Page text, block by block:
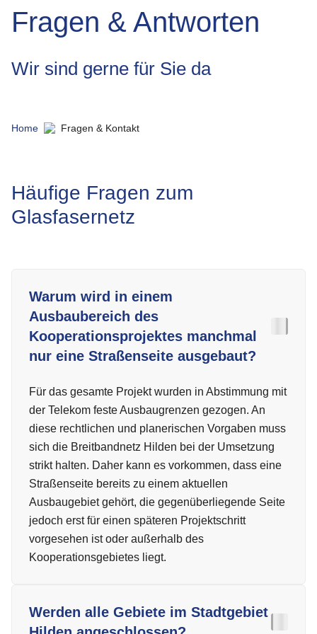
Fragen & Antworten
Wir sind gerne für Sie da
Home Fragen & Kontakt
Häufige Fragen zum
Glasfasernetz
Warum wird in einem
Ausbaubereich des
Kooperationsprojektes manchmal
nur eine Straßenseite ausgebaut?
Für das gesamte Projekt wurden in Abstimmung mit
der Telekom feste Ausbaugrenzen gezogen. An
diese rechtlichen und planerischen Vorgaben muss
sich die Breitbandnetz Hilden bei der Umsetzung
strikt halten. Daher kann es vorkommen, dass eine
Straßenseite bereits zu einem aktuellen
Ausbaugebiet gehört, die gegenüberliegende Seite
jedoch erst für einen späteren Projektschritt
vorgesehen ist oder außerhalb des
Kooperationsgebietes liegt.
Werden alle Gebiete im Stadtgebiet